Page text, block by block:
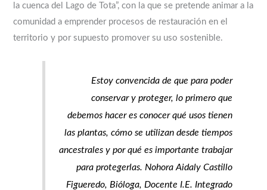
la cuenca del Lago de Tota”, con la que se pretende animar a la
comunidad a emprender procesos de restauración en el
territorio y por supuesto promover su uso sostenible.
Estoy convencida de que para poder
conservar y proteger, lo primero que
debemos hacer es conocer qué usos tienen
las plantas, cómo se utilizan desde tiempos
ancestrales y por qué es importante trabajar
para protegerlas. Nohora Aidaly Castillo
Figueredo, Bióloga, Docente I.E. Integrado